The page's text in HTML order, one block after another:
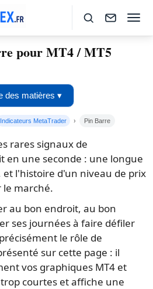
pour MT4 / MT5
des matières ▾
Indicateurs MetaTrader Pin Barre
rares signaux de
en une seconde : une longue
l'histoire d'un niveau de prix
marché.
au bon endroit, au bon
ses journées à faire défiler
le rôle de
sur cette page : il
vos graphiques MT4 et
courtes et affiche une